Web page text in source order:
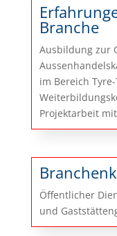
Branche
Ausbildung zur
im Bereich
Projektarbeit
Öffentlicher
und